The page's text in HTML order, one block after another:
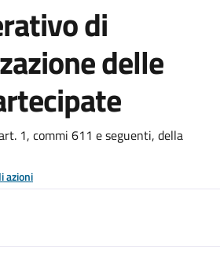
di
delle
1, commi 611 e seguenti, della
azioni